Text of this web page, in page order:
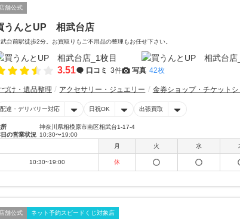
店舗公式
うんとUP 相武台店
台前駅徒歩2分。お買取りもご不用品の整理もお任せ下さい。
3.51 口コミ 3件 写真 42枚
づけ・遺品整理 アクセサリー・ジュエリー 金券ショップ・チケット
配達・デリバリー対応 日祝OK 出張買取
神奈川県相模原市南区相武台1-17-4
の営業状況 10:30〜19:00
月
火 水
10:30~19:00 休
店舗公式 ネット予約スピードくじ対象店